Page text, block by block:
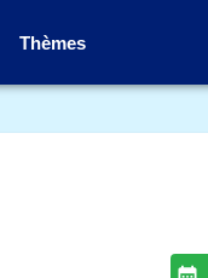
Thèmes